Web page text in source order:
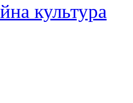
культура